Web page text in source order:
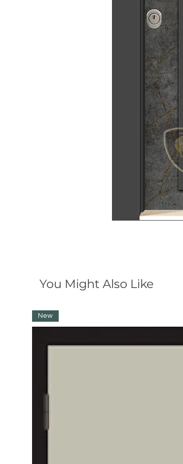
You Might Also Like
New